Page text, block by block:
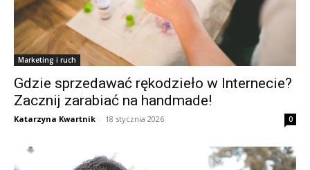
Marketing i ruch
Gdzie sprzedawać rękodzieło w Internecie?
Zacznij zarabiać na handmade!
Katarzyna Kwartnik - 18 stycznia 2026 0